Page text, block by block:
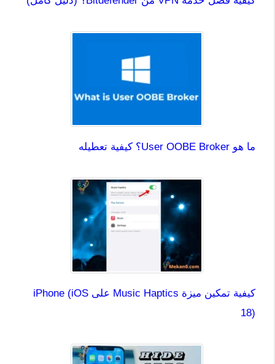
ما هو User OOBE Broker؟ كيفية تعطيله
كيفية تمكين ميزة Music Haptics على iPhone (iOS
18)